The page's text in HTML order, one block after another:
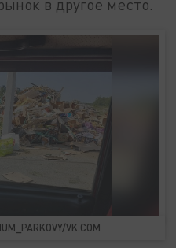
в другое место.
VK.COM